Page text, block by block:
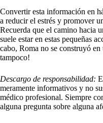
Convertir esta información en
a reducir el estrés y promover
Recuerda que el camino hacia
suele estar en estas pequeñas
cabo, Roma no se construyó
tampoco!
Descargo de responsabilidad:
meramente informativos y no
médico profesional. Siempre
alguna pregunta sobre alguna